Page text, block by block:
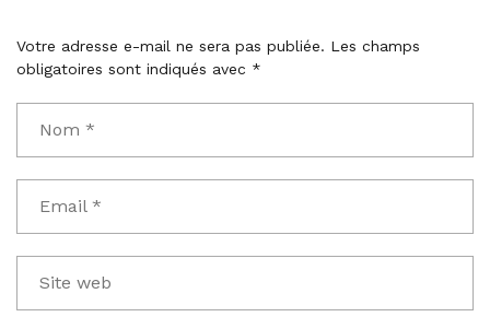
Votre adresse e-mail ne sera pas publiée. Les champs
obligatoires sont indiqués avec *